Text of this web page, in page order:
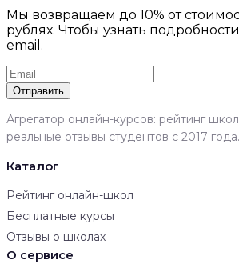
Мы возвращаем до 10% от
рублях. Чтобы узнать
email.
Отправить
Агрегатор онлайн-курсов: рейтинг
реальные отзывы студентов с 2017 года.
Каталог
Рейтинг онлайн-школ
Бесплатные курсы
Отзывы о школах
О сервисе